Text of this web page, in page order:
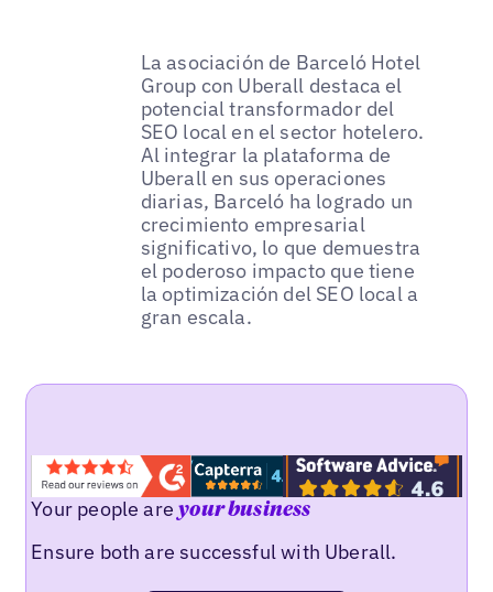
La asociación de Barceló Hotel
Group con Uberall destaca el
potencial transformador del
SEO local en el sector hotelero.
Al integrar la plataforma de
Uberall en sus operaciones
diarias, Barceló ha logrado un
crecimiento empresarial
significativo, lo que demuestra
el poderoso impacto que tiene
la optimización del SEO local a
gran escala.
Your people areyour business
Ensure both are successful with Uberall.